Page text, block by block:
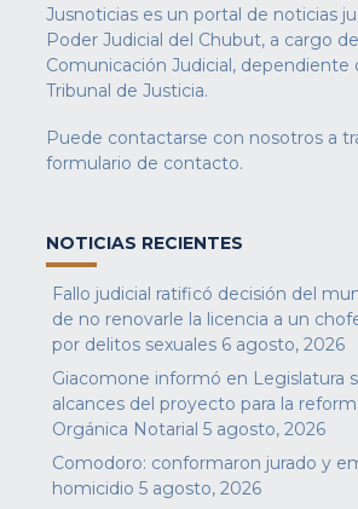
Jusnoticias es un portal de noticias
Poder Judicial del Chubut, a cargo
Comunicación Judicial, dependiente
Tribunal de Justicia.
Puede contactarse con nosotros a
formulario de contacto.
NOTICIAS RECIENTES
Fallo judicial ratificó decisión del
de no renovarle la licencia a un
por delitos sexuales 6 agosto, 2026
Giacomone informó en Legislatura
alcances del proyecto para la
Orgánica Notarial 5 agosto, 2026
Comodoro: conformaron jurado y
homicidio 5 agosto, 2026